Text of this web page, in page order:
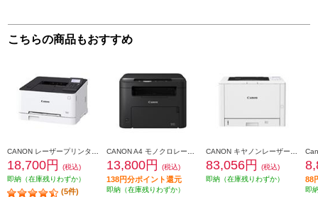
こちらの商品もおすすめ
18,700円
(税込)
即納（在庫残りわずか）
(5件)
13,800円 (税込)
138円分ポイント還元
即納（在庫残りわずか）
83,056円
(税込)
即納（在庫残りわずか）
88
即